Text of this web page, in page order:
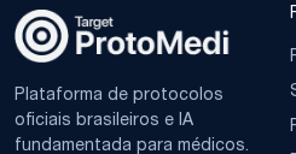
Plataforma de protocolos
oficiais brasileiros e IA
fundamentada para médicos.